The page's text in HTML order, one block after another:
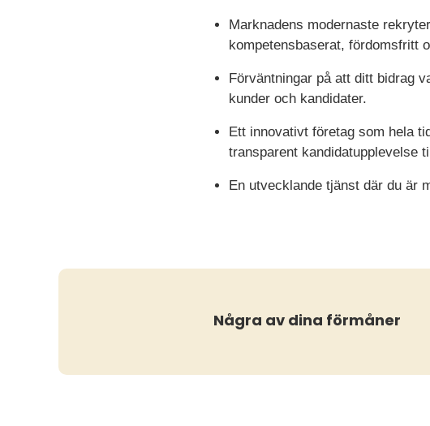
Marknadens modernaste
kompetensbaserat, fördomsfritt
Förväntningar på att ditt bidrag
kunder och kandidater.
Ett innovativt företag som hela
transparent kandidatupplevelse
En utvecklande tjänst där du är
Några av dina förmåner